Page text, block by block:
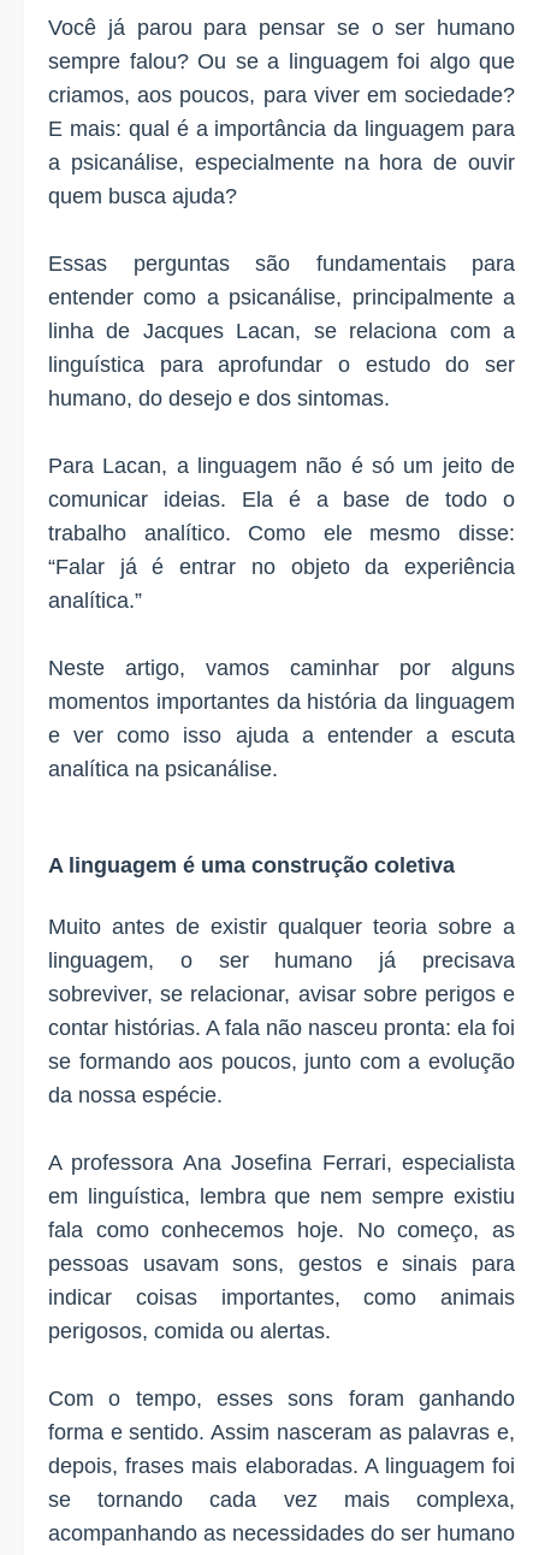
Você já parou para pensar se o ser humano
sempre falou? Ou se a linguagem foi algo que
criamos, aos poucos, para viver em sociedade?
E mais: qual é a importância da linguagem para
a psicanálise, especialmente na hora de ouvir
quem busca ajuda?
Essas perguntas são fundamentais para
entender como a psicanálise, principalmente a
linha de Jacques Lacan, se relaciona com a
linguística para aprofundar o estudo do ser
humano, do desejo e dos sintomas.
Para Lacan, a linguagem não é só um jeito de
comunicar ideias. Ela é a base de todo o
trabalho analítico. Como ele mesmo disse:
“Falar já é entrar no objeto da experiência
analítica.”
Neste artigo, vamos caminhar por alguns
momentos importantes da história da linguagem
e ver como isso ajuda a entender a escuta
analítica na psicanálise.
A linguagem é uma construção coletiva
Muito antes de existir qualquer teoria sobre a
linguagem, o ser humano já precisava
sobreviver, se relacionar, avisar sobre perigos e
contar histórias. A fala não nasceu pronta: ela foi
se formando aos poucos, junto com a evolução
da nossa espécie.
A professora Ana Josefina Ferrari, especialista
em linguística, lembra que nem sempre existiu
fala como conhecemos hoje. No começo, as
pessoas usavam sons, gestos e sinais para
indicar coisas importantes, como animais
perigosos, comida ou alertas.
Com o tempo, esses sons foram ganhando
forma e sentido. Assim nasceram as palavras e,
depois, frases mais elaboradas. A linguagem foi
se tornando cada vez mais complexa,
acompanhando as necessidades do ser humano